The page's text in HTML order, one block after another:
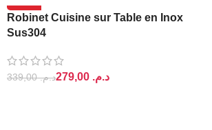
-18%
Robinet Cuisine sur Table en Inox
Sus304
د.م.339,00 د.م.